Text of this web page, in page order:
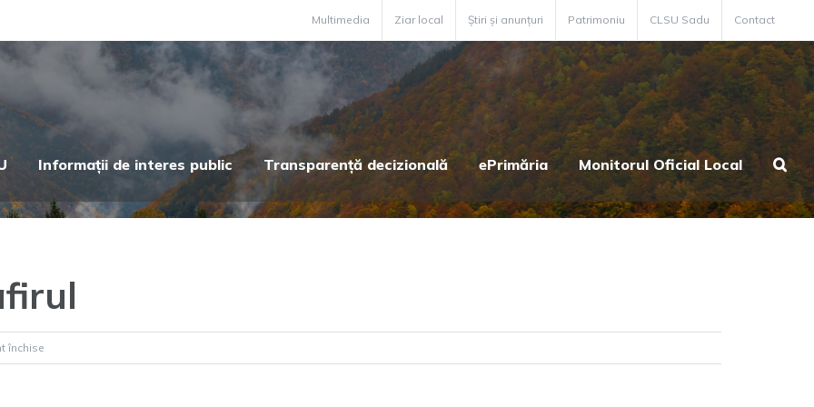
Multimedia Ziar local Știri și anunțuri Patrimoniu CLSU Sadu Contact
Informații de interes public Transparență decizională ePrimăria Monitorul Oficial Local
închise
Pensiunea